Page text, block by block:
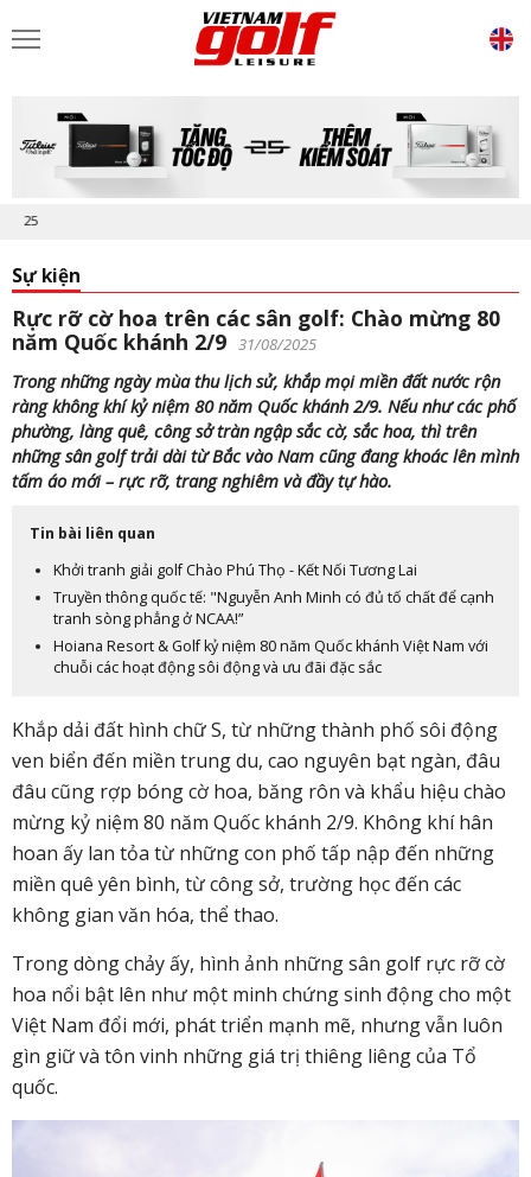
Sự kiện
Rực rỡ cờ hoa trên các sân golf: Chào mừng 80
năm Quốc khánh 2/9 31/08/2025
Trong những ngày mùa thu lịch sử, khắp mọi miền đất nước rộn
ràng không khí kỷ niệm 80 năm Quốc khánh 2/9. Nếu như các phố
phường, làng quê, công sở tràn ngập sắc cờ, sắc hoa, thì trên
những sân golf trải dài từ Bắc vào Nam cũng đang khoác lên mình
tấm áo mới – rực rỡ, trang nghiêm và đầy tự hào.
Tin bài liên quan
Khởi tranh giải golf Chào Phú Thọ - Kết Nối Tương Lai
Truyền thông quốc tế: "Nguyễn Anh Minh có đủ tố chất để cạnh
tranh sòng phẳng ở NCAA!”
Hoiana Resort & Golf kỷ niệm 80 năm Quốc khánh Việt Nam với
chuỗi các hoạt động sôi động và ưu đãi đặc sắc
Khắp dải đất hình chữ S, từ những thành phố sôi động
ven biển đến miền trung du, cao nguyên bạt ngàn, đâu
đâu cũng rợp bóng cờ hoa, băng rôn và khẩu hiệu chào
mừng kỷ niệm 80 năm Quốc khánh 2/9. Không khí hân
hoan ấy lan tỏa từ những con phố tấp nập đến những
miền quê yên bình, từ công sở, trường học đến các
không gian văn hóa, thể thao.
Trong dòng chảy ấy, hình ảnh những sân golf rực rỡ cờ
hoa nổi bật lên như một minh chứng sinh động cho một
Việt Nam đổi mới, phát triển mạnh mẽ, nhưng vẫn luôn
gìn giữ và tôn vinh những giá trị thiêng liêng của Tổ
quốc.